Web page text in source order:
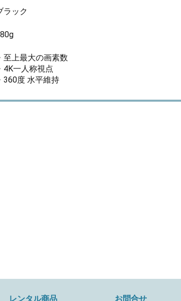
ラック
至上最大の画素数
4K一人称視点
360度 水平維持
レンタル商品 お問合せ